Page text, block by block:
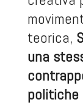
teorica,
una
politiche